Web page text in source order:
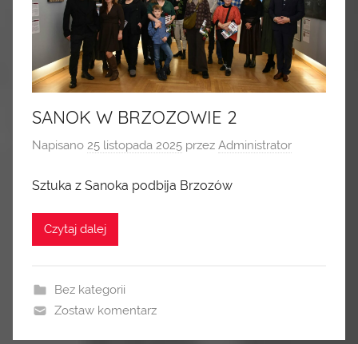
SANOK W BRZOZOWIE 2
Napisano 25 listopada 2025 przez Administrator
Sztuka z Sanoka podbija Brzozów
Czytaj dalej
Bez kategorii
Zostaw komentarz